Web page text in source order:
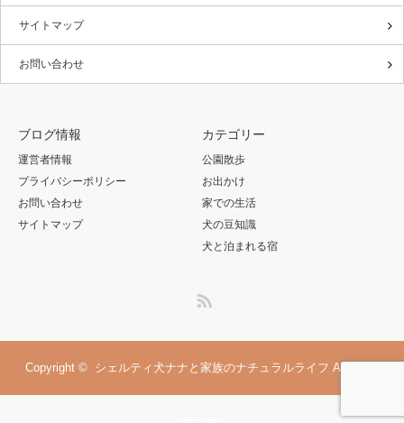
サイトマップ
お問い合わせ
ブログ情報
運営者情報
プライバシーポリシー
お問い合わせ
サイトマップ
カテゴリー
公園散歩
お出かけ
家での生活
犬の豆知識
犬と泊まれる宿
Copyright © シェルティ犬ナナと家族のナチュラルライフ All rights